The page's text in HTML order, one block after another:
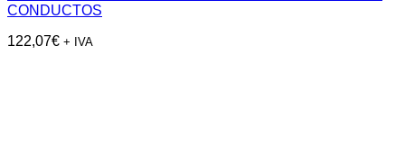
CONDUCTOS
122,07€ + IVA